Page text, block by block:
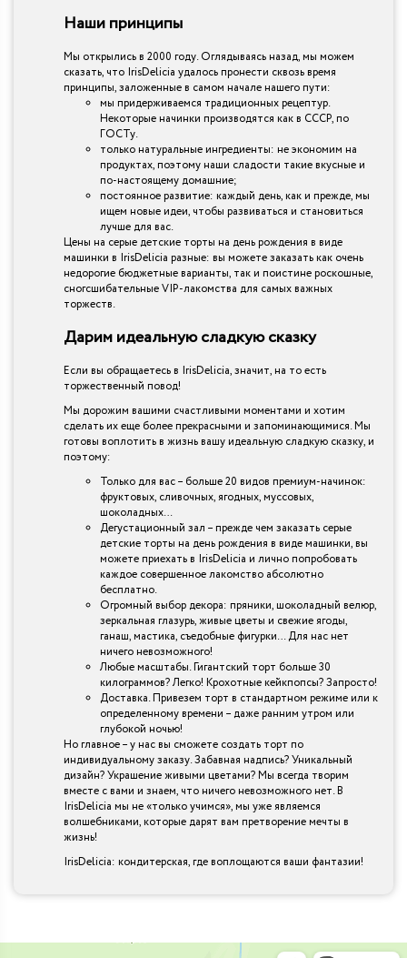
Наши принципы
Мы открылись в 2000 году. Оглядываясь назад, мы можем
сказать, что IrisDelicia удалось пронести сквозь время
принципы, заложенные в самом начале нашего пути:
мы придерживаемся традиционных рецептур.
Некоторые начинки производятся как в СССР, по
ГОСТу.
только натуральные ингредиенты: не экономим на
продуктах, поэтому наши сладости такие вкусные и
по-настоящему домашние;
постоянное развитие: каждый день, как и прежде, мы
ищем новые идеи, чтобы развиваться и становиться
лучше для вас.
Цены на серые детские торты на день рождения в виде
машинки в IrisDelicia разные: вы можете заказать как очень
недорогие бюджетные варианты, так и поистине роскошные,
сногсшибательные VIP-лакомства для самых важных
торжеств.
Дарим идеальную сладкую сказку
Если вы обращаетесь в IrisDelicia, значит, на то есть
торжественный повод!
Мы дорожим вашими счастливыми моментами и хотим
сделать их еще более прекрасными и запоминающимися. Мы
готовы воплотить в жизнь вашу идеальную сладкую сказку, и
поэтому:
Только для вас – больше 20 видов премиум-начинок:
фруктовых, сливочных, ягодных, муссовых,
шоколадных…
Дегустационный зал – прежде чем заказать серые
детские торты на день рождения в виде машинки, вы
можете приехать в IrisDelicia и лично попробовать
каждое совершенное лакомство абсолютно
бесплатно.
Огромный выбор декора: пряники, шоколадный велюр,
зеркальная глазурь, живые цветы и свежие ягоды,
ганаш, мастика, съедобные фигурки… Для нас нет
ничего невозможного!
Любые масштабы. Гигантский торт больше 30
килограммов? Легко! Крохотные кейкпопсы? Запросто!
Доставка. Привезем торт в стандартном режиме или к
определенному времени – даже ранним утром или
глубокой ночью!
Но главное – у нас вы сможете создать торт по
индивидуальному заказу. Забавная надпись? Уникальный
дизайн? Украшение живыми цветами? Мы всегда творим
вместе с вами и знаем, что ничего невозможного нет. В
IrisDelicia мы не «только учимся», мы уже являемся
волшебниками, которые дарят вам претворение мечты в
жизнь!
IrisDelicia: кондитерская, где воплощаются ваши фантазии!